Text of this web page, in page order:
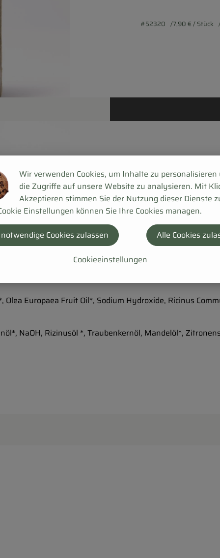
#52320 7,90 €/ Stück
und fettigem Haar empfehlenswert.
(darf ruhig etwas länger als mit Shampoo dauern), bis
ausspülen, bis das Wasser nicht mehr milchig
mit einer Apfelessig-Rinse abschließen. Dazu 2
und die Haarstruktur geglättet
in 1 l Wasser als letzten Guss ohne
Europaea Fruit Oil*, Sodium Hydroxide, Ricinus
NaOH, Rizinusöl *, Traubenkernöl, Mandelöl*,
Wir verwenden Cookies, um Inhalte zu personalisieren
die Zugriffe auf unsere Website zu analysieren. Mit
Akzeptieren stimmen Sie der Nutzung dieser Dienste
Einstellungen können Sie Ihre Cookies managen.
Cookieeinstellungen
Cookies zulassen Alle Cookies